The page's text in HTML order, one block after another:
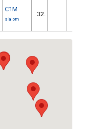
C1M
slalom
32.